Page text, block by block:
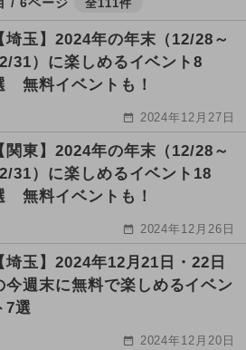
全111件
埼玉】2024年の年末（12/28～
31）に楽しめるイベント8
無料イベントも！
2024年12月27日
関東】2024年の年末（12/28～
31）に楽しめるイベント18
無料イベントも！
2024年12月26日
埼玉】2024年12月21日・22日
今週末に無料で楽しめるイベン
7選
2024年12月20日